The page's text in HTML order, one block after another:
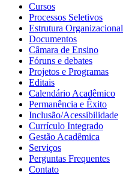
Cursos
Processos Seletivos
Estrutura Organizacional
Documentos
Câmara de Ensino
Fóruns e debates
Projetos e Programas
Editais
Calendário Acadêmico
Permanência e Êxito
Inclusão/Acessibilidade
Currículo Integrado
Gestão Acadêmica
Serviços
Perguntas Frequentes
Contato